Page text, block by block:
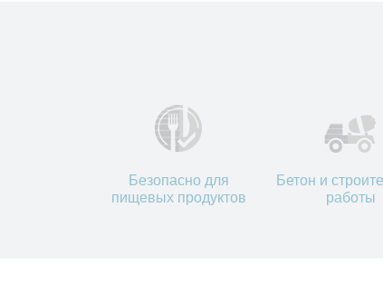
Безопасно для
пищевых продуктов
Бетон и
работы